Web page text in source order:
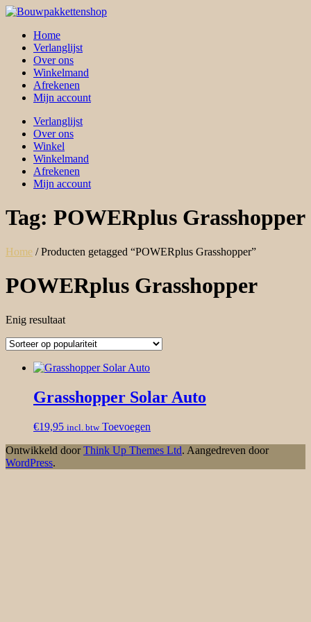
Skip
contentHome
Verlanglijst
Over ons
Winkelmand
Afrekenen
Mijn account
Verlanglijst
Over ons
Winkel
Winkelmand
Afrekenen
Mijn account
Tag: POWERplus Grasshopper
Home / Producten getagged “POWERplus Grasshopper”
POWERplus Grasshopper
Enig resultaat
Grasshopper Solar Auto
€19,95 incl. btw Toevoegen
Ontwikkeld doorThink Up Themes Ltd. Aangedreven door
WordPress.